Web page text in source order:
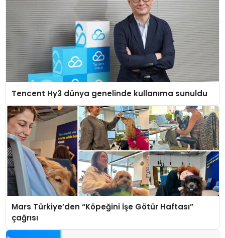
Tencent Hy3 dünya genelinde kullanıma sunuldu
Mars Türkiye’den “Köpeğini İşe Götür Haftası”
çağrısı